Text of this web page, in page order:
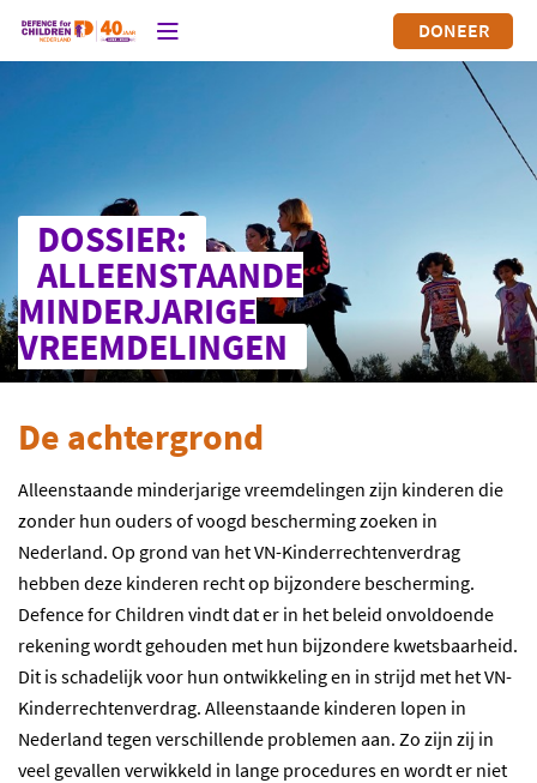
DONEER
DOSSIER:
ALLEENSTAANDE
MINDERJARIGE
VREEMDELINGEN
De achtergrond
Alleenstaande minderjarige vreemdelingen zijn kinderen die
zonder hun ouders of voogd bescherming zoeken in
Nederland. Op grond van het VN-Kinderrechtenverdrag
hebben deze kinderen recht op bijzondere bescherming.
Defence for Children vindt dat er in het beleid onvoldoende
rekening wordt gehouden met hun bijzondere kwetsbaarheid.
Dit is schadelijk voor hun ontwikkeling en in strijd met het VN-
Kinderrechtenverdrag. Alleenstaande kinderen lopen in
Nederland tegen verschillende problemen aan. Zo zijn zij in
veel gevallen verwikkeld in lange procedures en wordt er niet